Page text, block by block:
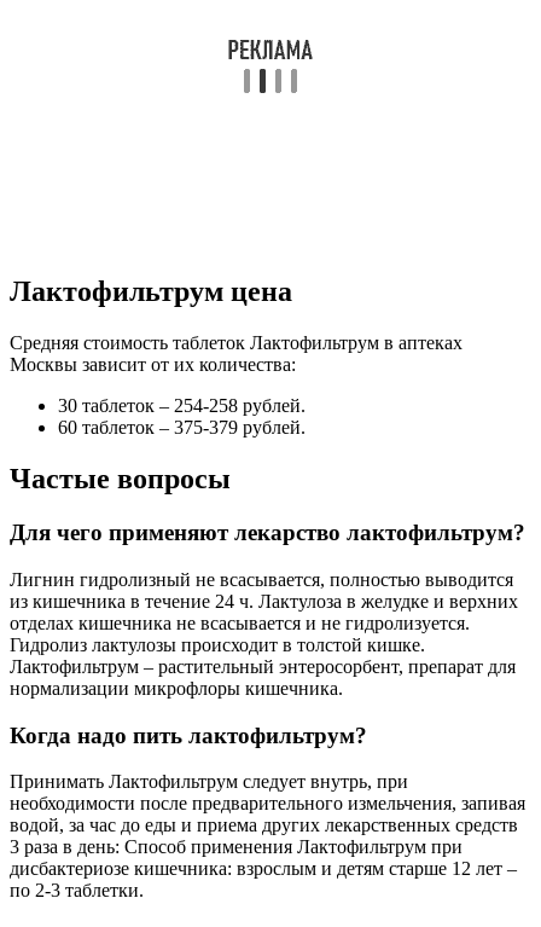
Лактофильтрум цена
Средняя стоимость таблеток Лактофильтрум в аптеках
Москвы зависит от их количества:
30 таблеток – 254-258 рублей.
60 таблеток – 375-379 рублей.
Частые вопросы
Для чего применяют лекарство лактофильтрум?
Лигнин гидролизный не всасывается, полностью выводится
из кишечника в течение 24 ч. Лактулоза в желудке и верхних
отделах кишечника не всасывается и не гидролизуется.
Гидролиз лактулозы происходит в толстой кишке.
Лактофильтрум – растительный энтеросорбент, препарат для
нормализации микрофлоры кишечника.
Когда надо пить лактофильтрум?
Принимать Лактофильтрум следует внутрь, при
необходимости после предварительного измельчения, запивая
водой, за час до еды и приема других лекарственных средств
3 раза в день: Способ применения Лактофильтрум при
дисбактериозе кишечника: взрослым и детям старше 12 лет –
по 2-3 таблетки.